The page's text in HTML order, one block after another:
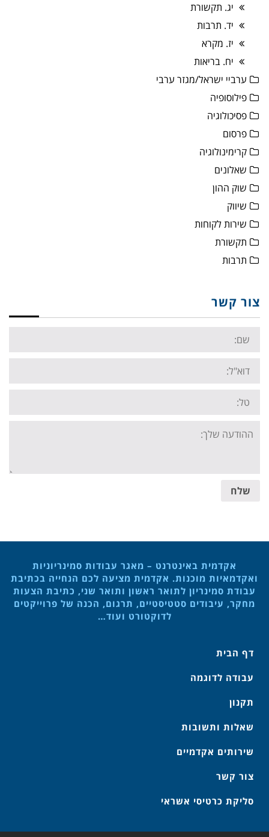
יג. תקשורת
יד. תרבות
יז. מקרא
יח. בריאות
ערביי ישראל/מגזר ערבי
פילוסופיה
פסיכולוגיה
פרסום
קרימינולוגיה
שאלונים
שוק ההון
שיווק
שירות לקוחות
תקשורת
תרבות
צור קשר
Name:
Email:
Tel:
Your
message:
שלח
אקדמית באינטרנט – מאגר עבודות סמינריוניות
ואקדמאיות מוכנות. אקדמית מציעה לכם הנחייה בכתיבת
עבודת סמינריון לתואר ראשון ותואר שני, כתיבת הצעות
מחקר, עיבודים סטטיסטיים, תרגום, הכנה של פרוייקטים
לדוקטורט ועוד…
דף הבית
עבודה לדוגמה
תקנון
שאלות ותשובות
שירותים אקדמיים
צור קשר
סליקת כרטיסי אשראי